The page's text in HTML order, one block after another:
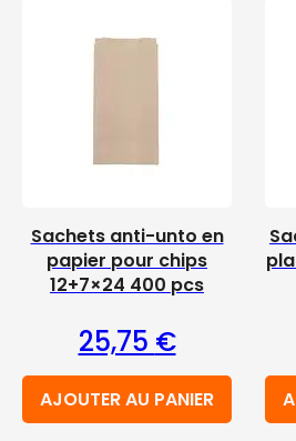
Sachets anti-unto en
papier pour chips
12+7×24 400 pcs
25,75 €
AJOUTER AU PANIER